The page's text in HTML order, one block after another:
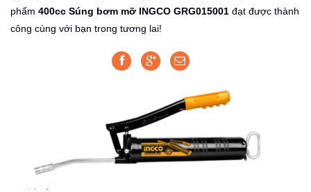
phẩm 400cc Súng bơm mỡ INGCO GRG015001 đạt được thành
công cùng với bạn trong tương lai!